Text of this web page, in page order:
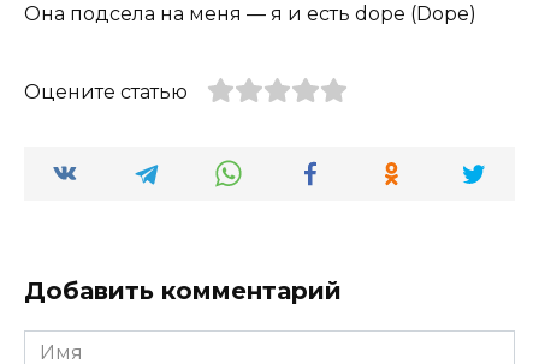
Она подсела на меня — я и есть dope (Dope)
Оцените статью
Добавить комментарий
Имя